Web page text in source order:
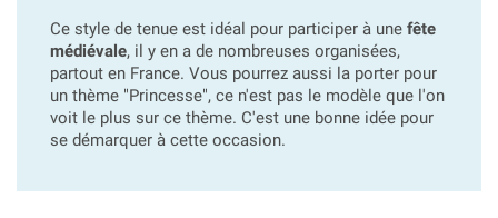
Ce style de tenue est idéal pour participer à une fête
médiévale, il y en a de nombreuses organisées,
partout en France. Vous pourrez aussi la porter pour
un thème "Princesse", ce n'est pas le modèle que l'on
voit le plus sur ce thème. C'est une bonne idée pour
se démarquer à cette occasion.